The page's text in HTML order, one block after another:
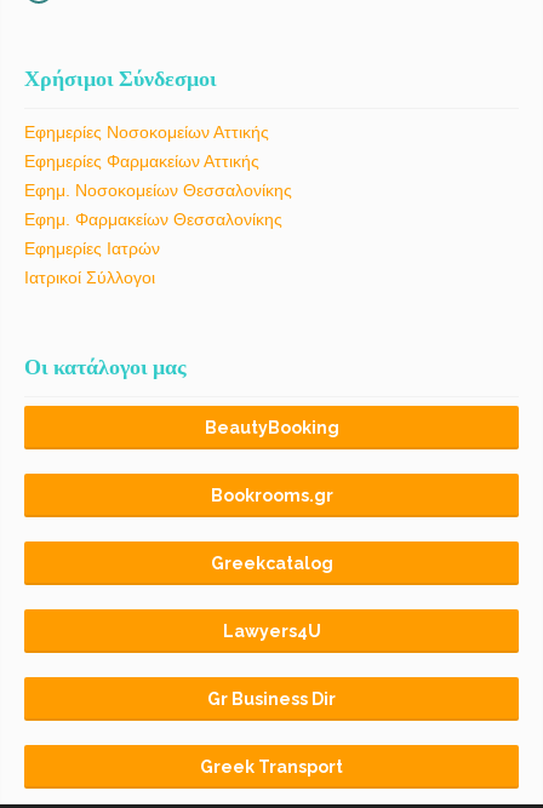
Χρήσιμοι Σύνδεσμοι
Εφημερίες Νοσοκομείων Αττικής
Εφημερίες Φαρμακείων Αττικής
Εφημ. Νοσοκομείων Θεσσαλονίκης
Εφημ. Φαρμακείων Θεσσαλονίκης
Εφημερίες Ιατρών
Ιατρικοί Σύλλογοι
Οι κατάλογοι μας
BeautyBooking
Bookrooms.gr
Greekcatalog
Lawyers4U
Gr Business Dir
Greek Transport